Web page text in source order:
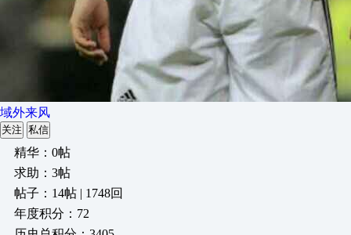
域外来风
关注 私信
精华：0帖
求助：3帖
帖子：14帖 | 1748回
年度积分：72